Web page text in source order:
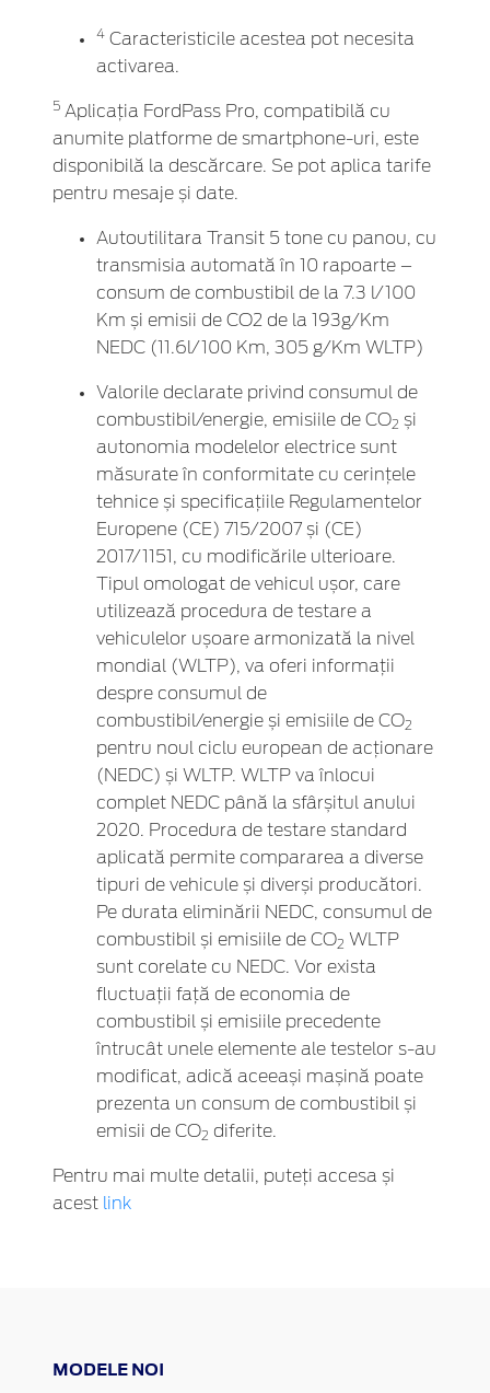
4 Caracteristicile acestea pot necesita
activarea.
5 Aplicația FordPass Pro, compatibilă cu
anumite platforme de smartphone-uri, este
disponibilă la descărcare. Se pot aplica tarife
pentru mesaje și date.
Autoutilitara Transit 5 tone cu panou, cu
transmisia automată în 10 rapoarte –
consum de combustibil de la 7.3 l/100
Km și emisii de CO2 de la 193g/Km
NEDC (11.6l/100 Km, 305 g/Km WLTP)
Valorile declarate privind consumul de
combustibil/energie, emisiile de CO2 și
autonomia modelelor electrice sunt
măsurate în conformitate cu cerințele
tehnice și specificațiile Regulamentelor
Europene (CE) 715/2007 și (CE)
2017/1151, cu modificările ulterioare.
Tipul omologat de vehicul ușor, care
utilizează procedura de testare a
vehiculelor ușoare armonizată la nivel
mondial (WLTP), va oferi informații
despre consumul de
combustibil/energie și emisiile de CO2
pentru noul ciclu european de acționare
(NEDC) și WLTP. WLTP va înlocui
complet NEDC până la sfârșitul anului
2020. Procedura de testare standard
aplicată permite compararea a diverse
tipuri de vehicule și diverși producători.
Pe durata eliminării NEDC, consumul de
combustibil și emisiile de CO2 WLTP
sunt corelate cu NEDC. Vor exista
fluctuații față de economia de
combustibil și emisiile precedente
întrucât unele elemente ale testelor s-au
modificat, adică aceeași mașină poate
prezenta un consum de combustibil și
emisii de CO2 diferite.
Pentru mai multe detalii, puteți accesa și
acest link
MODELE NOI